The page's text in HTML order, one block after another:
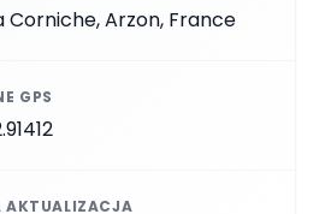
Corniche, Arzon, France
GPS
AKTUALIZACJA